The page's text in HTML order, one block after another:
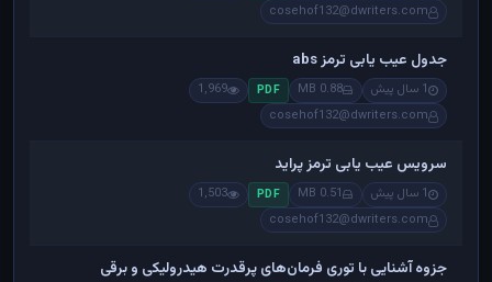
cosehof132@dwriters.com
جدول عیب یابی ترمز abs
1 سال پیش 0.88 MB
PDF
1,969
cosehof132@dwriters.com
سرویس عیب یابی ترمز پراید
1 سال پیش 0.51 MB
PDF
1,503
cosehof132@dwriters.com
جزوه آشنایی با توری فرمان‌های پرقدرت هیدرولیکی و برقی